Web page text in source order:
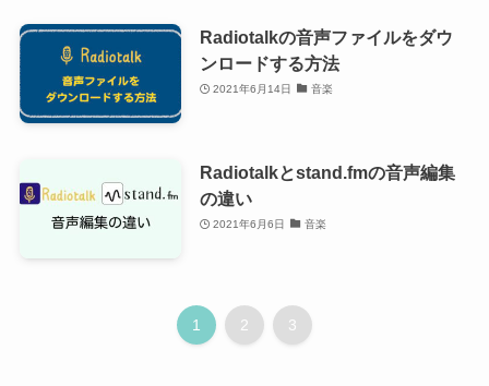
Radiotalkの音声ファイルをダウ
ンロードする方法
2021年6月14日 音楽
Radiotalkとstand.fmの音声編集
の違い
2021年6月6日 音楽
1 2 3